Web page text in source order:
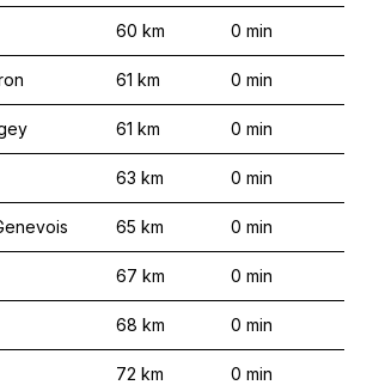
60 km 0 min
61 km 0 min
61 km 0 min
63 km 0 min
65 km 0 min
67 km 0 min
68 km 0 min
72 km 0 min